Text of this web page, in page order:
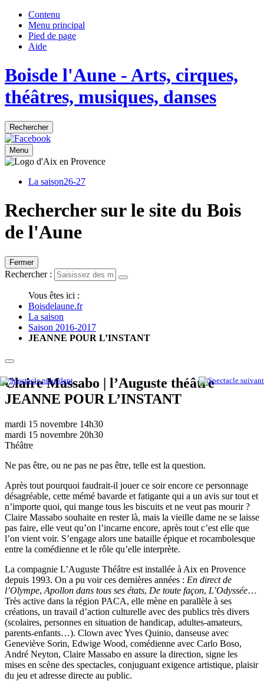
Contenu
Menu principal
Pied de page
Aide
Boisde l'Aune - Arts, cirques,
théâtres, musiques, danses
Rechercher
Menu
La saison26-27
Rechercher sur le site du Bois
de l'Aune
Fermer
Rechercher :
Vous êtes ici :
Boisdelaune.fr
La saison
Saison 2016-2017
JEANNE POUR L’INSTANT
Claire Massabo | l’Auguste théâtre
JEANNE POUR L’INSTANT
mardi 15 novembre 14h30
mardi 15 novembre 20h30
Théâtre
Ne pas être, ou ne pas ne pas être, telle est la question.
Après tout pourquoi faudrait-il jouer ce soir encore ce personnage
désagréable, cette mémé bavarde et fatigante qui a un avis sur tout et
n’importe quoi, qui mange tous les biscuits et ne veut pas mourir ?
Claire Massabo souhaite en rester là, mais la vieille dame ne se laisse
pas faire, elle veut qu’on l’incarne encore, après tout c’est elle que
l’on vient voir. S’engage alors une bataille épique et rocambolesque
entre la comédienne et le rôle qu’elle interprète.
La compagnie L’Auguste Théâtre est installée à Aix en Provence
depuis 1993. On a pu voir ces dernières années : En direct de
l’Olympe, Apollon dans tous ses états, De toute façon, L’Odyssée…
Très active dans la région PACA, elle mène en parallèle à ses
créations, un travail d’action culturelle avec des publics très divers
(scolaires, personnes en situation de handicap, adultes-amateurs,
parents-enfants…). Clown avec Yves Quinio, danseuse avec
Geneviève Sorin, Edwige Wood, comédienne avec Carlo Boso,
André Neyton, Claire Massabo en assure la direction, signe les
mises en scène des spectacles, conjuguant exigence artistique, plaisir
du jeu et adresse directe au public.